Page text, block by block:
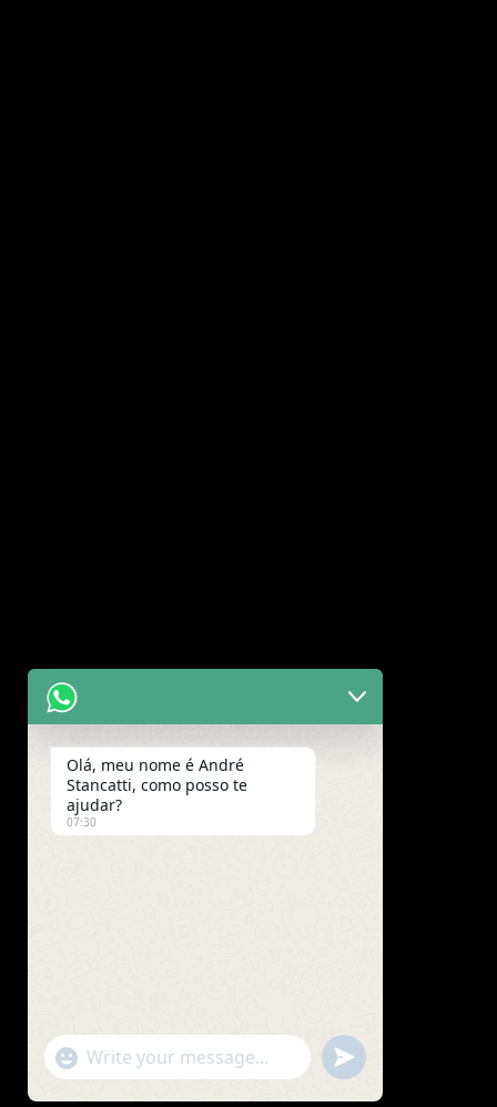
Olá, meu nome é André
Stancatti, como posso te
ajudar?
07:30
"+chaty_settings.lang.emoji_picker+"
WhatsApp
Message
undefined